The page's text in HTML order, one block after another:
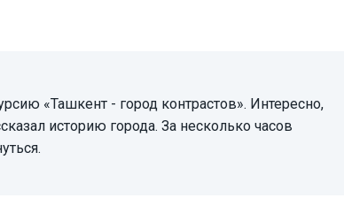
историю города. За несколько часов